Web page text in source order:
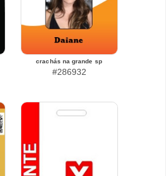
crachás na grande sp
#286932